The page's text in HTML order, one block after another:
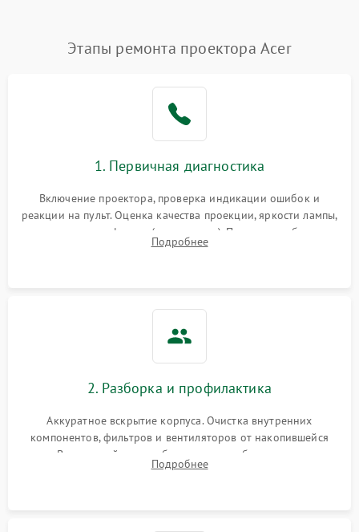
Нестабильная яркость или
контраст
4000 ₽ Подробнее →
Неравномерная подсветка
автоматическая коррекция
трапеции (Keystone)
Проблемы с
масштабированием
Подробнее →
Этапы ремонта проектора Acer
1. Первичная диагностика
Включение проектора, проверка индикации ошибок и
реакции на пульт. Оценка качества проекции, яркости лампы,
наличия артефактов (точки, пятна). Проверка работы
системы охлаждения по уровню шума вентиляторов.
Подробнее
2. Разборка и профилактика
Аккуратное вскрытие корпуса. Очистка внутренних
компонентов, фильтров и вентиляторов от накопившейся
пыли. Визуальный осмотр блока питания, балласта лампы и
материнской платы на наличие прогаров или вздутых
Подробнее